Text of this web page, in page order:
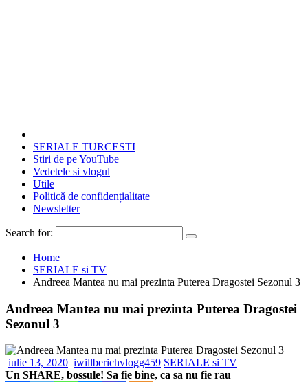
SERIALE TURCESTI
Stiri de pe YouTube
Vedetele si vlogul
Utile
Politică de confidențialitate
Newsletter
Search for:
Home
SERIALE si TV
Andreea Mantea nu mai prezinta Puterea Dragostei Sezonul 3
Andreea Mantea nu mai prezinta Puterea Dragostei
Sezonul 3
iulie 13, 2020 iwillberichvlogg459 SERIALE si TV
Un SHARE, bossule! Sa fie bine, ca sa nu fie rau